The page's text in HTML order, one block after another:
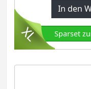
In den
Sparset